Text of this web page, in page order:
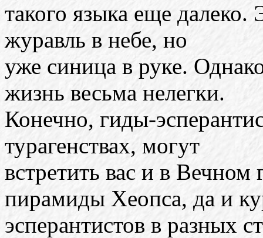
такого языка еще далеко.
журавль в небе, но
уже синица в руке.
жизнь весьма нелегки.
Конечно, гиды-
турагенствах, могут
встретить вас и в
пирамиды Хеопса, да и
эсперантистов в разных